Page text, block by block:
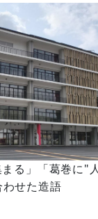
る」「葛巻に"
わせた造語